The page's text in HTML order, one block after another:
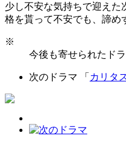
少し不安な気持ちで迎えた
格を貰って不安でも、諦め
※
今後も寄せられたド
次のドラマ 「 カリタ